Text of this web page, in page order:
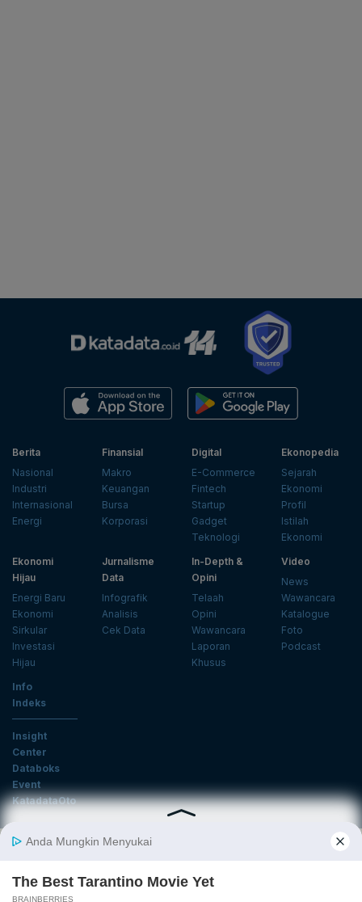
Berita
Nasional
Industri
Internasional
Energi
Finansial
Makro
Keuangan
Bursa
Korporasi
Digital
E-Commerce
Fintech
Startup
Gadget
Teknologi
Ekonopedia
Sejarah
Ekonomi
Profil
Istilah
Ekonomi
Ekonomi
Hijau
Energi Baru
Ekonomi
Sirkular
Investasi
Hijau
Jurnalisme
Data
Infografik
Analisis
Cek Data
In-Depth &
Opini
Telaah
Opini
Wawancara
Laporan
Khusus
Video
News
Wawancara
Katalogue
Foto
Podcast
Info
Indeks
Insight
Center
Databoks
Event
KatadataOto
Langganan Newsletter